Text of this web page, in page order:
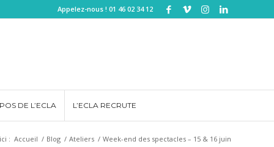
Appelez-nous ! 01 46 02 34 12
DE L’ECLA L’ECLA RECRUTE
: Accueil / Blog / Ateliers / Week-end des spectacles – 15 & 16 juin